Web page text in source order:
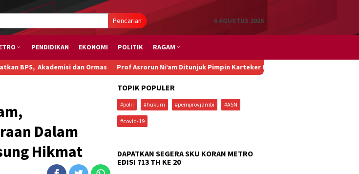
Pencarian 6 AGUSTUS 2026
PENDIDIKAN EKONOMI POLITIK RAGAM
Akademisi dan Ormas Prof Asrorun Ni’am Ditunjuk Pimpin Karteker PWNU Jambi, Pengamat: Figur
Dalam
Hikmat
TOPIK POPULER
#polri #hukum #pemprovjambi #ASN
#covid-19
DAPATKAN SEGERA SKU KORAN METRO
EDISI 713 TH KE 20